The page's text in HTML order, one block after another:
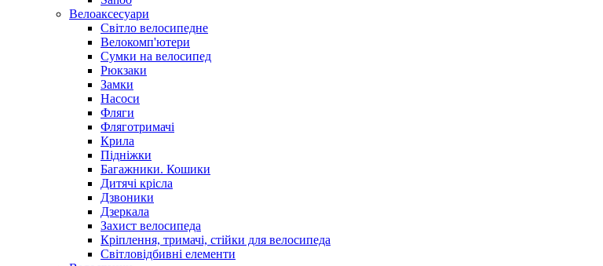
Велоаксесуари
Світло велосипедне
Велокомп'ютери
Сумки на велосипед
Рюкзаки
Замки
Насоси
Фляги
Фляготримачі
Крила
Підніжки
Багажники. Кошики
Дитячі крісла
Дзвоники
Дзеркала
Захист велосипеда
Кріплення, тримачі, стійки для велосипеда
Світловідбивні елементи